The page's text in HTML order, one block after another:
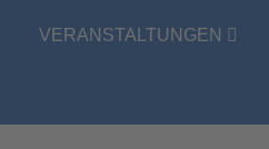
VERANSTALTUNGEN